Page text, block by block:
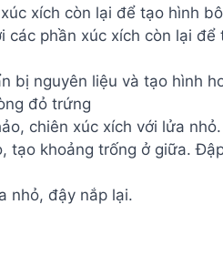
xích còn lại để tạo hình
bị nguyên liệu và tạo hình
đỏ trứng
chiên xúc xích với lửa nhỏ.
tạo khoảng trống ở giữa.
nhỏ, đậy nắp lại.